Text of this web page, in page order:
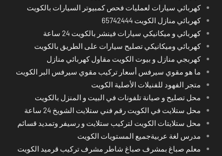
كهربائي سيارات لعمليات فحص كمبيوتر السيارات بالكويت
كهربائي منازل الكويت 65742444
كهربائي و ميكانيكي سيارات فينشر بالكويت 24 ساعة
كهربائي وميكانيكي تصليح سيارات على الطريق بالكويت
كهربجي منازل و بيوت الكويت مقاول كهربائي منازل
ما هو مقوي سيرفس أسعار تركيب مقوي سيرفس البر الكويت
متجر الفهود للفنيلات الأصلية الكويت
محل تصليح و صيانة تلفونات في البيت و المنزل بالكويت
محل ستلايت في الكويت رقم فني ستلايت الشويخ 24 ساعة
محل ستلايتات الكويت لتركيب ستلايت و رسيفر وتمديد قسائم
مدرس لغة عربيةجميع المستويات الكويت
معلم صباغ بمشرف صباغ شاطر مشرف تركيب قرميد الكويت